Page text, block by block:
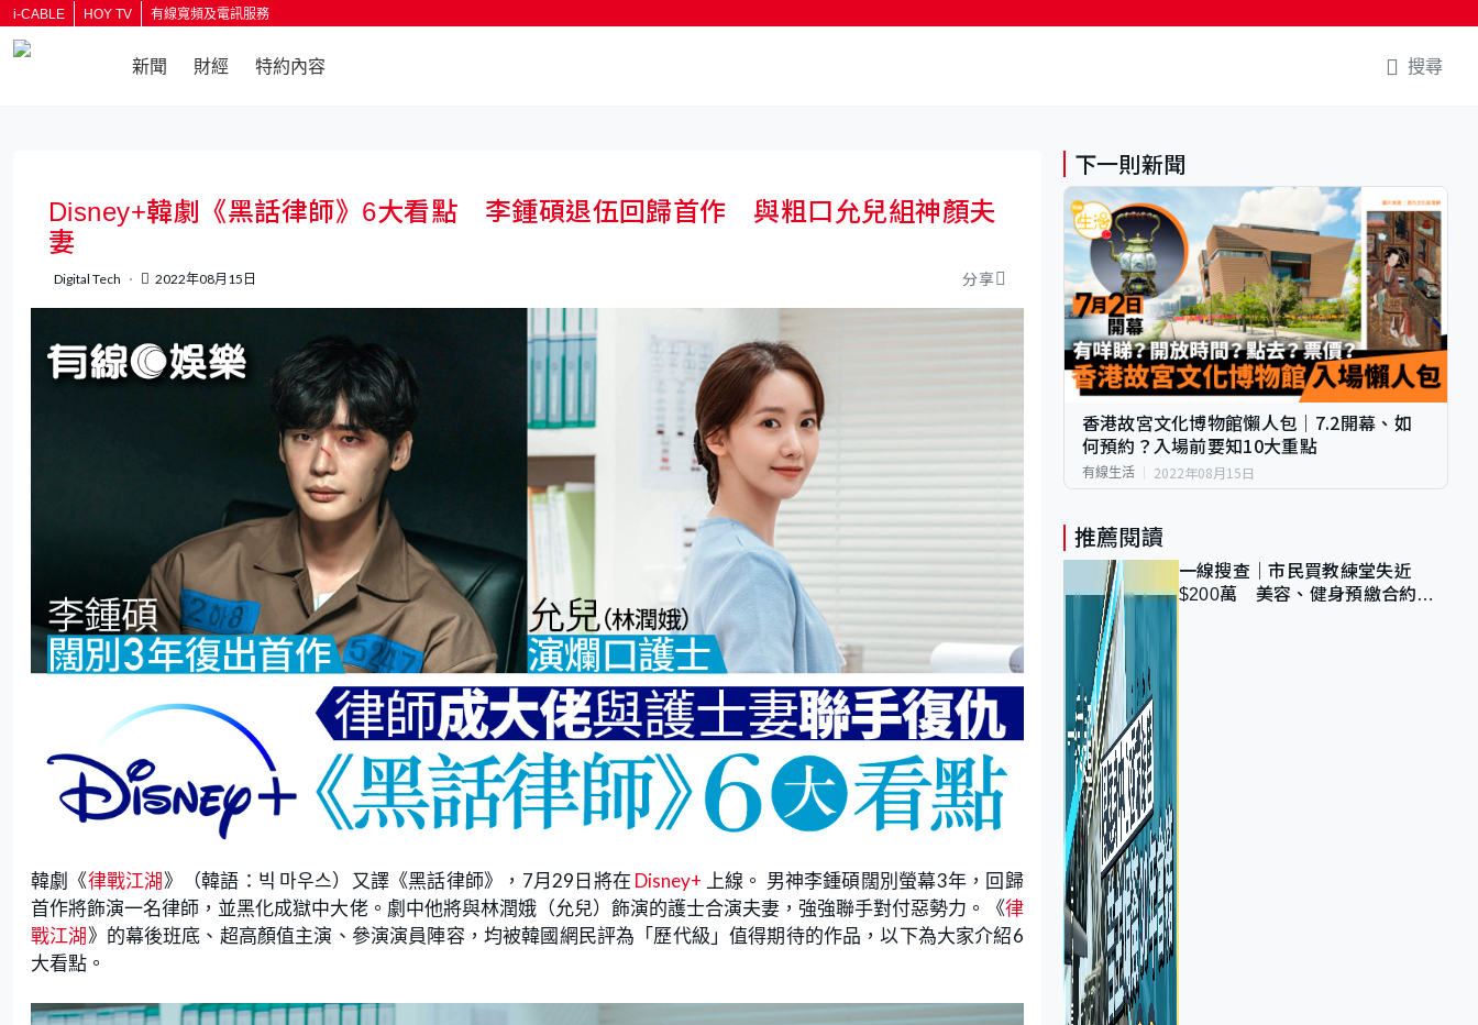
i-CABLE HOY TV 有線寬頻及電訊服務
新聞 財經 特約內容 搜尋
Disney+韓劇《黑話律師》6大看點 李鍾碩退伍回歸首作 與粗口允兒組神顏夫
妻
Digital Tech 2022年08月15日 分享
韓劇《律戰江湖》（韓語：빅 마우스）又譯《黑話律師》，7月29日將在 Disney+ 上線。 男神李鍾碩闊別螢幕3年，回歸
首作將飾演一名律師，並黑化成獄中大佬。劇中他將與林潤娥（允兒）飾演的護士合演夫妻，強強聯手對付惡勢力。《律
戰江湖》的幕後班底、超高顏值主演、參演演員陣容，均被韓國網民評為「歷代級」值得期待的作品，以下為大家介紹6
大看點。
下一則新聞
香港故宮文化博物館懶人包｜7.2開幕、如
何預約？入場前要知10大重點
有線生活 2022年08月15日
推薦閱讀
一線搜查｜市民買教練堂失近
$200萬 美容、健身預繳合約擬